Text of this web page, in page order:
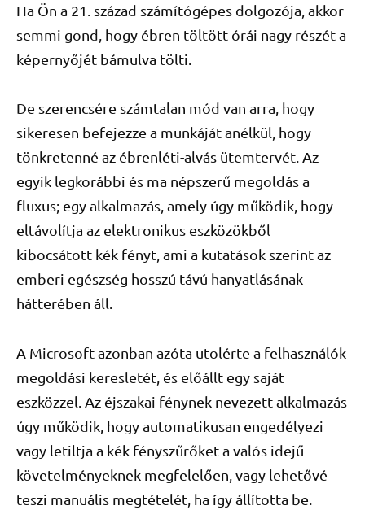
Ha Ön a 21. század számítógépes dolgozója, akkor
semmi gond, hogy ébren töltött órái nagy részét a
képernyőjét bámulva tölti.
De szerencsére számtalan mód van arra, hogy
sikeresen befejezze a munkáját anélkül, hogy
tönkretenné az ébrenléti-alvás ütemtervét. Az
egyik legkorábbi és ma népszerű megoldás a
fluxus; egy alkalmazás, amely úgy működik, hogy
eltávolítja az elektronikus eszközökből
kibocsátott kék fényt, ami a kutatások szerint az
emberi egészség hosszú távú hanyatlásának
hátterében áll.
A Microsoft azonban azóta utolérte a felhasználók
megoldási keresletét, és előállt egy saját
eszközzel. Az éjszakai fénynek nevezett alkalmazás
úgy működik, hogy automatikusan engedélyezi
vagy letiltja a kék fényszűrőket a valós idejű
követelményeknek megfelelően, vagy lehetővé
teszi manuális megtételét, ha így állította be.